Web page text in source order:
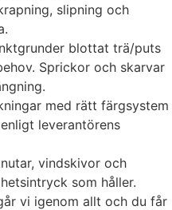
slipning och
blottat trä/puts
Sprickor och skarvar
med rätt färgsystem
leverantörens
vindskivor och
som håller.
vi igenom allt och du får